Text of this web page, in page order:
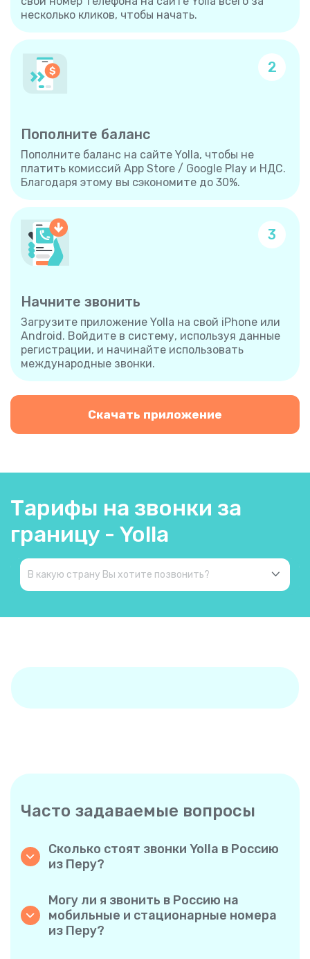
несколько кликов, чтобы начать.
2
Пополните баланс
Пополните баланс на сайте Yolla, чтобы не
платить комиссий App Store / Google Play и НДС.
Благодаря этому вы сэкономите до 30%.
3
Начните звонить
Загрузите приложение Yolla на свой iPhone или
Android. Войдите в систему, используя данные
регистрации, и начинайте использовать
международные звонки.
Скачать приложение
Тарифы на звонки за
границу - Yolla
Часто задаваемые вопросы
Сколько стоят звонки Yolla в Россию
из Перу?
актуальными тарифами в приложении —
никаких скрытых комиссий, никаких
неожиданностей.
Могу ли я звонить в Россию на
мобильные и стационарные номера
из Перу?